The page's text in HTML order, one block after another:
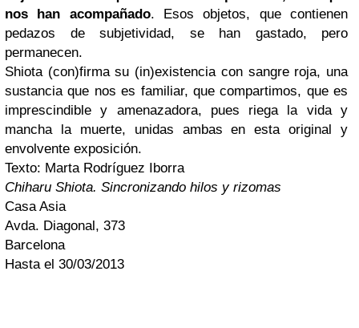
nos han acompañado. Esos objetos, que contienen
pedazos de subjetividad, se han gastado, pero
permanecen.
Shiota (con)firma su (in)existencia con sangre roja, una
sustancia que nos es familiar, que compartimos, que es
imprescindible y amenazadora, pues riega la vida y
mancha la muerte, unidas ambas en esta original y
envolvente exposición.
Texto: Marta Rodríguez Iborra
Chiharu Shiota. Sincronizando hilos y rizomas
Casa Asia
Avda. Diagonal, 373
Barcelona
Hasta el 30/03/2013